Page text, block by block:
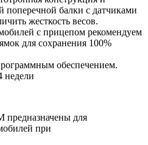
поперечной балки с датчиками
жесткость весов.
с прицепом рекомендуем
для сохранения 100%
обеспечением.
недели
для
при